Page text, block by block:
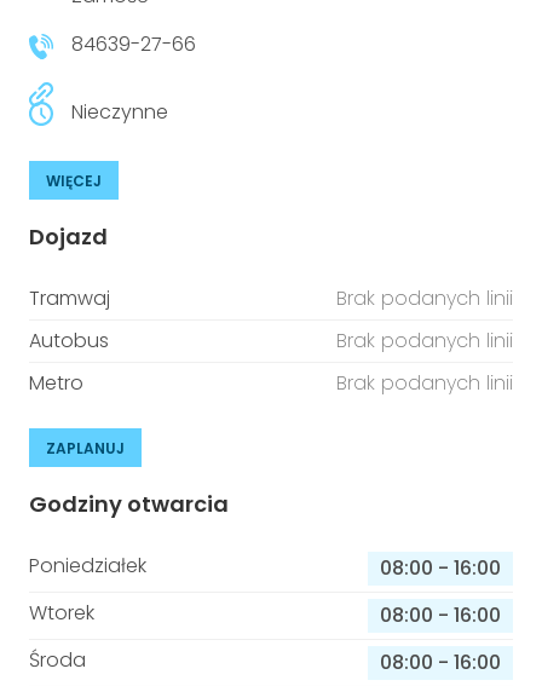
Prawo
Aktualności
84639-27-66
Nieczynne
WIĘCEJ
Dojazd
Tramwaj
Brak podanych linii
Autobus
Brak podanych linii
Metro
Brak podanych linii
ZAPLANUJ
Godziny otwarcia
Poniedziałek 08:00 - 16:00
Wtorek
08:00 - 16:00
Środa
08:00 - 16:00